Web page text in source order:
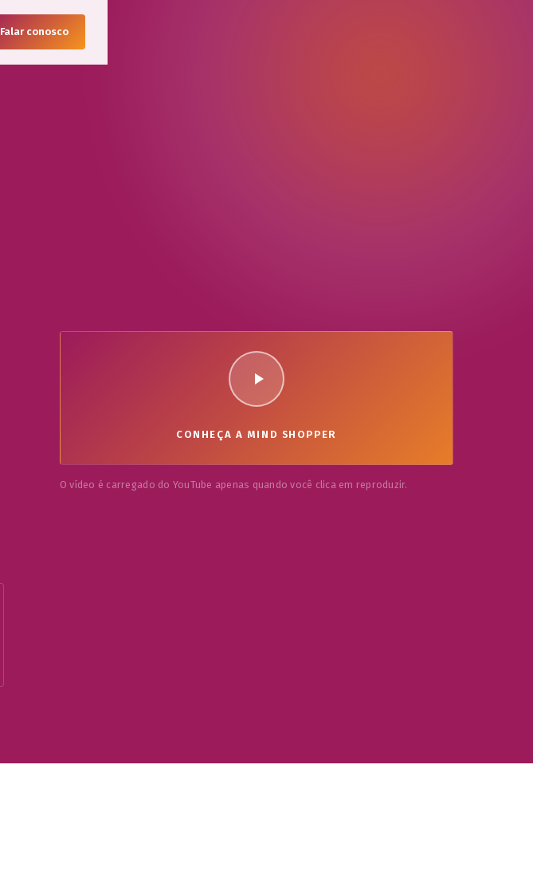
Falar conosco
CONHEÇA A MIND SHOPPER
O vídeo é carregado do YouTube apenas quando você clica em reproduzir.